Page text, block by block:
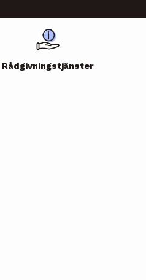
Rådgivningstjänster